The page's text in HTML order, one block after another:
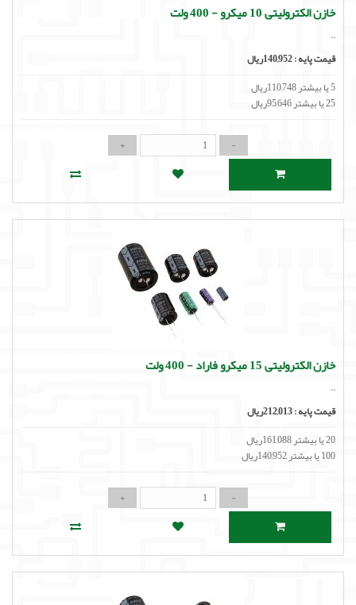
خازن الکترولیتی 10 میکرو - 400 ولت
..
قیمت پایه :140,952ریال
5 یا بیشتر 110,748ریال
25 یا بیشتر 95,646ریال
خازن الکترولیتی 15 میکرو فاراد - 400 ولت
..
قیمت پایه :212,013ریال
20 یا بیشتر 161,088ریال
100 یا بیشتر 140,952ریال